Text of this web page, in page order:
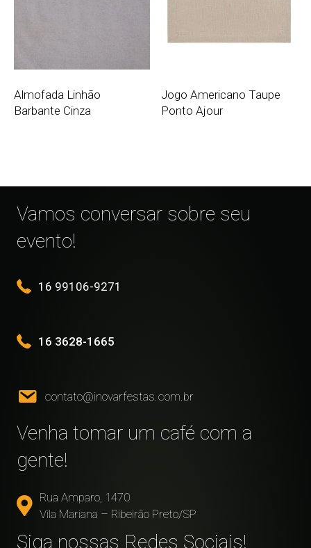
Almofada Linhão
Barbante Cinza
Jogo Americano Taupe
Ponto Ajour
Vamos conversar sobre seu
evento!
16 99106-9271
16 3628-1665
contato@inovarfestas.com.br
Venha tomar um café com a
gente!
Rua Amparo, 1470
Vila Mariana – Ribeirão Preto/SP
Siga nossas Redes Sociais!